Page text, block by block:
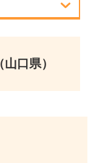
口県）